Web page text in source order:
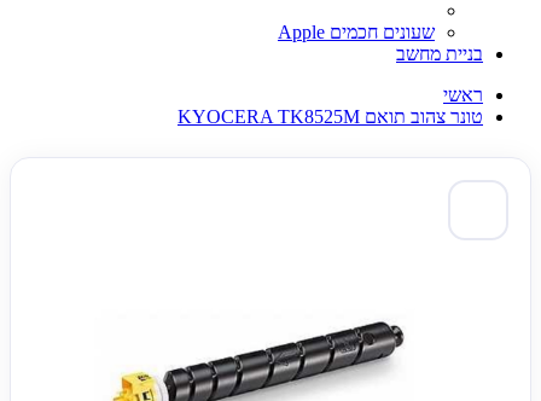
שעונים חכמים Apple
בניית מחשב
ראשי
טונר צהוב תואם KYOCERA TK8525M